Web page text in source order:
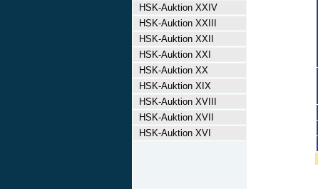
HSK-Auktion XXIV
HSK-Auktion XXIII
HSK-Auktion XXII
HSK-Auktion XXI
HSK-Auktion XX
HSK-Auktion XIX
HSK-Auktion XVIII
HSK-Auktion XVII
HSK-Auktion XVI